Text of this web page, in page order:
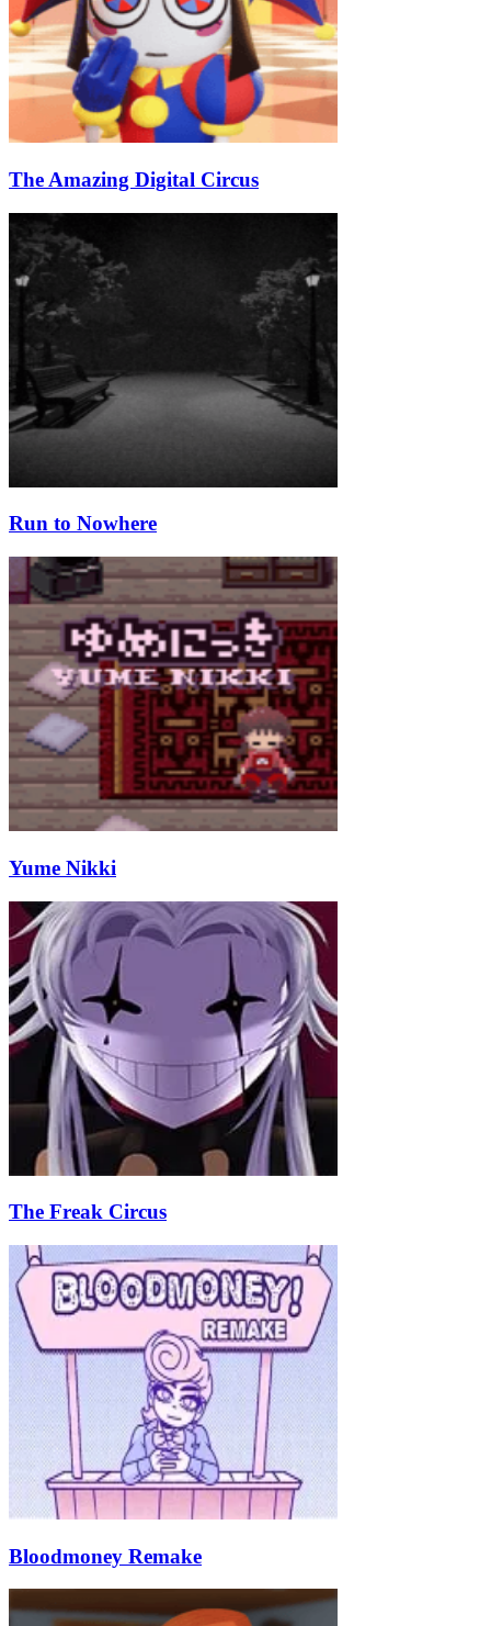
The Amazing Digital Circus
Run to Nowhere
Yume Nikki
The Freak Circus
Bloodmoney Remake